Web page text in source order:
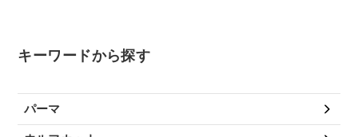
キーワードから探す
パーマ